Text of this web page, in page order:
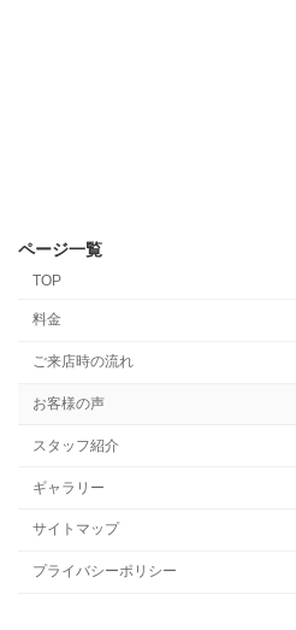
ページ一覧
TOP
料金
ご来店時の流れ
お客様の声
スタッフ紹介
ギャラリー
サイトマップ
プライバシーポリシー